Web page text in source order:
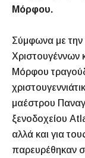
Μόρφου.
Σύμφωνα με
Χριστουγέννων
Μόρφου
μαέστρου
ξενοδοχείου
αλλά και για
παρευρέθηκαν